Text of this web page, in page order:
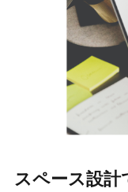
スペース設計